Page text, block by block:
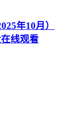
年10月）
线观看